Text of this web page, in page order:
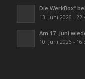
Die WerkBox³
13. Juni 2026 -
Am 17. Juni
10. Juni 2026 -